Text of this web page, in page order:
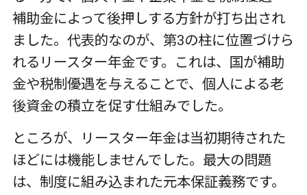
補助金によって後押しする方針が打ち出され
ました。代表的なのが、第3の柱に位置づけら
れるリースター年金です。これは、国が補助
金や税制優遇を与えることで、個人による老
後資金の積立を促す仕組みでした。
ところが、リースター年金は当初期待された
ほどには機能しませんでした。最大の問題
は、制度に組み込まれた元本保証義務です。